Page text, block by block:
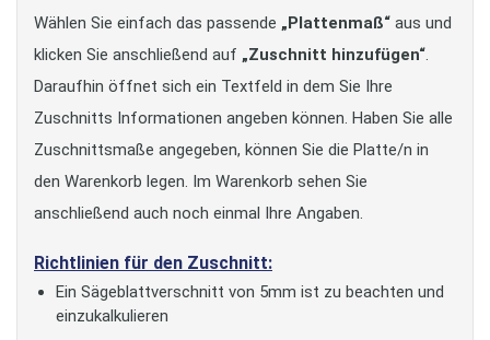
Wählen Sie einfach das passende „Plattenmaß“ aus und
klicken Sie anschließend auf „Zuschnitt hinzufügen“.
Daraufhin öffnet sich ein Textfeld in dem Sie Ihre
Zuschnitts Informationen angeben können. Haben Sie alle
Zuschnittsmaße angegeben, können Sie die Platte/n in
den Warenkorb legen. Im Warenkorb sehen Sie
anschließend auch noch einmal Ihre Angaben.
Richtlinien für den Zuschnitt:
Ein Sägeblattverschnitt von 5mm ist zu beachten und
einzukalkulieren